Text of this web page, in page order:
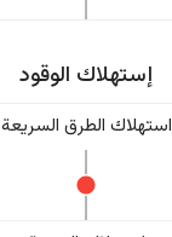
إستهلاك الوقود
استهلاك الطرق السريعة